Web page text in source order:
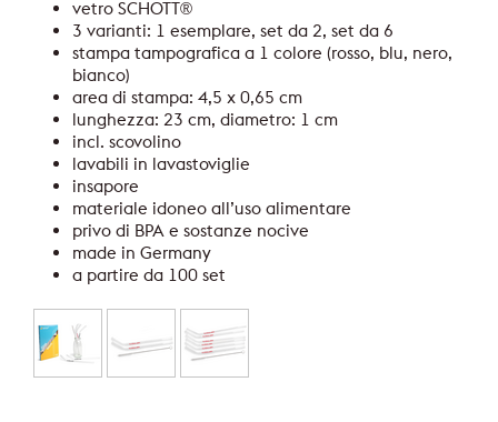
vetro SCHOTT®
3 varianti: 1 esemplare, set da 2, set da 6
stampa tampografica a 1 colore (rosso, blu, nero,
bianco)
area di stampa: 4,5 x 0,65 cm
lunghezza: 23 cm, diametro: 1 cm
incl. scovolino
lavabili in lavastoviglie
insapore
materiale idoneo all’uso alimentare
privo di BPA e sostanze nocive
made in Germany
a partire da 100 set